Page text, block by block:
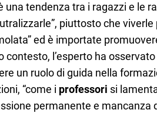
una tendenza tra i ragazzi e le
piuttosto che viverle
ed è importate
contesto, l’esperto ha osservato
un ruolo di guida nella
“come i professori si
permanente e mancanza